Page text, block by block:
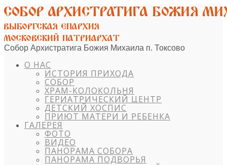
Собор Архистратига Божия Михаила п. Токсово
О НАС
ИСТОРИЯ ПРИХОДА
СОБОР
ХРАМ-КОЛОКОЛЬНЯ
ГЕРИАТРИЧЕСКИЙ ЦЕНТР
ДЕТСКИЙ ХОСПИС
ПРИЮТ МАТЕРИ И РЕБЕНКА
ГАЛЕРЕЯ
ФОТО
ВИДЕО
ПАНОРАМА СОБОРА
ПАНОРАМА ПОДВОРЬЯ